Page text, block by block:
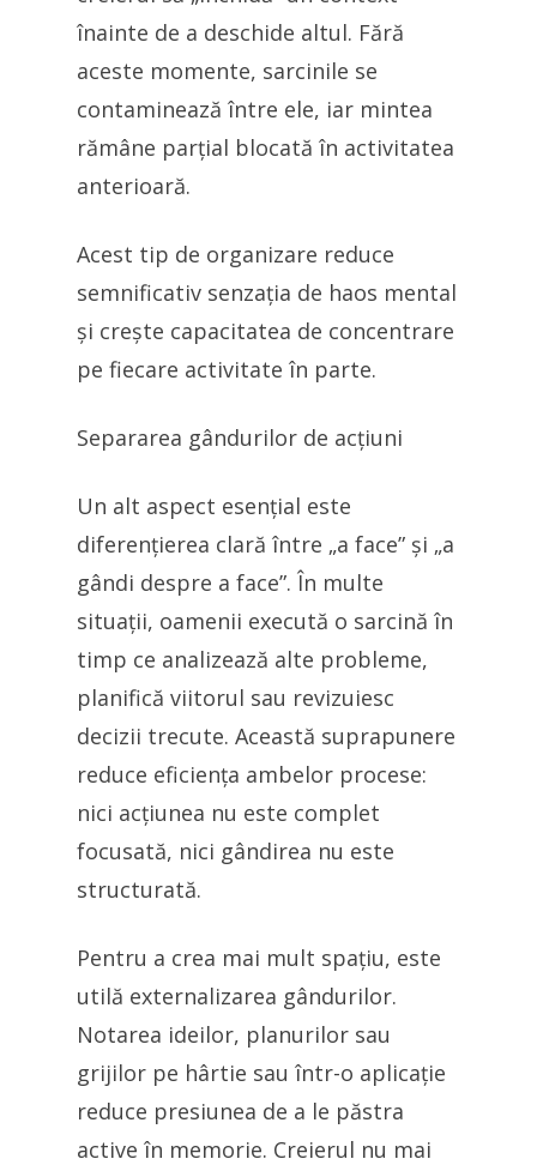
înainte de a deschide altul. Fără
aceste momente, sarcinile se
contaminează între ele, iar mintea
rămâne parțial blocată în activitatea
anterioară.
Acest tip de organizare reduce
semnificativ senzația de haos mental
și crește capacitatea de concentrare
pe fiecare activitate în parte.
Separarea gândurilor de acțiuni
Un alt aspect esențial este
diferențierea clară între „a face” și „a
gândi despre a face”. În multe
situații, oamenii execută o sarcină în
timp ce analizează alte probleme,
planifică viitorul sau revizuiesc
decizii trecute. Această suprapunere
reduce eficiența ambelor procese:
nici acțiunea nu este complet
focusată, nici gândirea nu este
structurată.
Pentru a crea mai mult spațiu, este
utilă externalizarea gândurilor.
Notarea ideilor, planurilor sau
grijilor pe hârtie sau într-o aplicație
reduce presiunea de a le păstra
active în memorie. Creierul nu mai